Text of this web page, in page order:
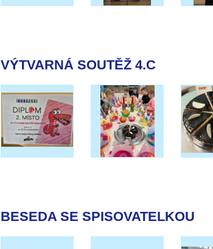
VÝTVARNÁ SOUTĚŽ 4.C
BESEDA SE SPISOVATELKOU